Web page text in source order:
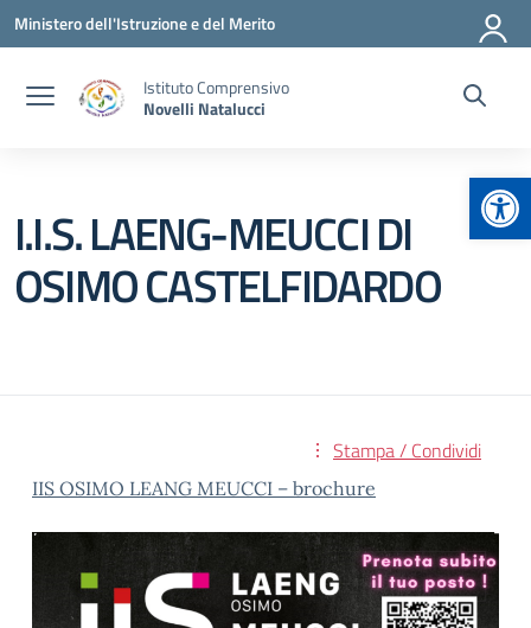
Vai ai contenuti
Vai al menu di navigazione
Vai al footer
Ministero dell'Istruzione e del Merito
Istituto Comprensivo
Novelli Natalucci
I.I.S. LAENG-MEUCCI DI
OSIMO CASTELFIDARDO
Stampa / Condividi
IIS OSIMO LEANG MEUCCI – brochure